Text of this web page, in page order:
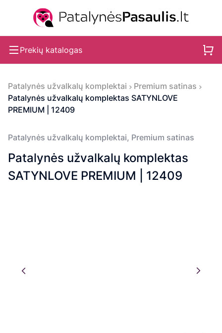
Prekių katalogas
Patalynės užvalkalų komplektai
Premium satinas
Patalynės užvalkalų komplektas SATYNLOVE
PREMIUM | 12409
Patalynės užvalkalų komplektai, Premium satinas
Patalynės užvalkalų komplektas
SATYNLOVE PREMIUM | 12409